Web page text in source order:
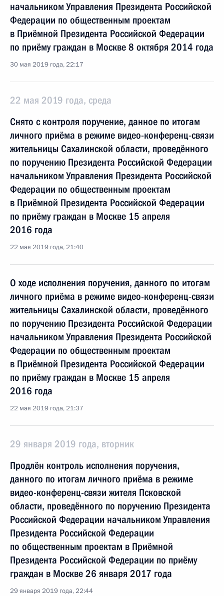
начальником Управления Президента Российской
Федерации по общественным проектам
в Приёмной Президента Российской Федерации
по приёму граждан в Москве 8 октября 2014 года
30 мая 2019 года, 22:17
22 мая 2019 года, среда
Снято с контроля поручение, данное по итогам
личного приёма в режиме видео-конференц-связи
жительницы Сахалинской области, проведённого
по поручению Президента Российской Федерации
начальником Управления Президента Российской
Федерации по общественным проектам
в Приёмной Президента Российской Федерации
по приёму граждан в Москве 15 апреля
2016 года
22 мая 2019 года, 21:40
О ходе исполнения поручения, данного по итогам
личного приёма в режиме видео-конференц-связи
жительницы Сахалинской области, проведённого
по поручению Президента Российской Федерации
начальником Управления Президента Российской
Федерации по общественным проектам
в Приёмной Президента Российской Федерации
по приёму граждан в Москве 15 апреля
2016 года
22 мая 2019 года, 21:37
29 января 2019 года, вторник
Продлён контроль исполнения поручения,
данного по итогам личного приёма в режиме
видео-конференц-связи жителя Псковской
области, проведённого по поручению Президента
Российской Федерации начальником Управления
Президента Российской Федерации
по общественным проектам в Приёмной
Президента Российской Федерации по приёму
граждан в Москве 26 января 2017 года
29 января 2019 года, 22:44